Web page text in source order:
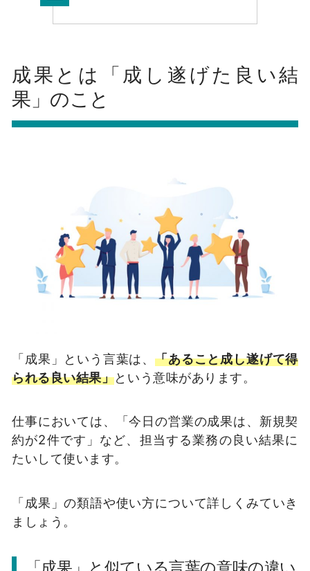
成果とは「成し遂げた良い結
果」のこと
「成果」という言葉は、「あること成し遂げて得
られる良い結果」という意味があります。
仕事においては、「今日の営業の成果は、新規契
約が2件です」など、担当する業務の良い結果に
たいして使います。
「成果」の類語や使い方について詳しくみていき
ましょう。